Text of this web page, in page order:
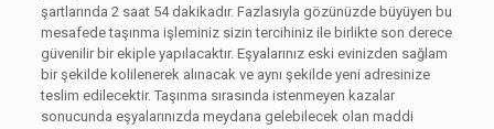
şartlarında 2 saat 54 dakikadır. Fazlasıyla gözünüzde büyüyen bu
mesafede taşınma işleminiz sizin tercihiniz ile birlikte son derece
güvenilir bir ekiple yapılacaktır. Eşyalarınız eski evinizden sağlam
bir şekilde kolilenerek alınacak ve aynı şekilde yeni adresinize
teslim edilecektir. Taşınma sırasında istenmeyen kazalar
sonucunda eşyalarınızda meydana gelebilecek olan maddi